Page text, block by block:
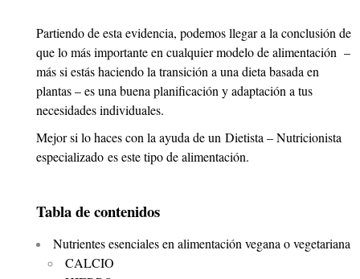
Partiendo de esta evidencia, podemos llegar a la conclusión de
que lo más importante en cualquier modelo de alimentación –
más si estás haciendo la transición a una dieta basada en
plantas – es una buena planificación y adaptación a tus
necesidades individuales.
Mejor si lo haces con la ayuda de un Dietista – Nutricionista
especializadoes este tipo de alimentación.
Tabla de contenidos
Nutrientes esenciales en alimentación vegana o vegetariana
CALCIO